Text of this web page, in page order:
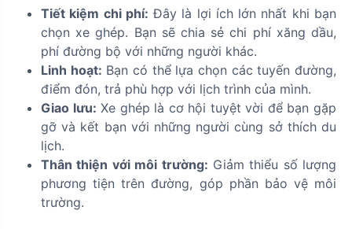
Tiết kiệm chi phí: Đây là lợi ích lớn nhất khi bạn
chọn xe ghép. Bạn sẽ chia sẻ chi phí xăng dầu,
phí đường bộ với những người khác.
Linh hoạt: Bạn có thể lựa chọn các tuyến đường,
điểm đón, trả phù hợp với lịch trình của mình.
Giao lưu: Xe ghép là cơ hội tuyệt vời để bạn gặp
gỡ và kết bạn với những người cùng sở thích du
lịch.
Thân thiện với môi trường: Giảm thiểu số lượng
phương tiện trên đường, góp phần bảo vệ môi
trường.